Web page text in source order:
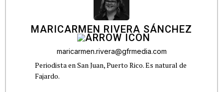
MARICARMEN RIVERA SÁNCHEZ
maricarmen.rivera@gfrmedia.com
Periodista en San Juan, Puerto Rico. Es natural de
Fajardo.